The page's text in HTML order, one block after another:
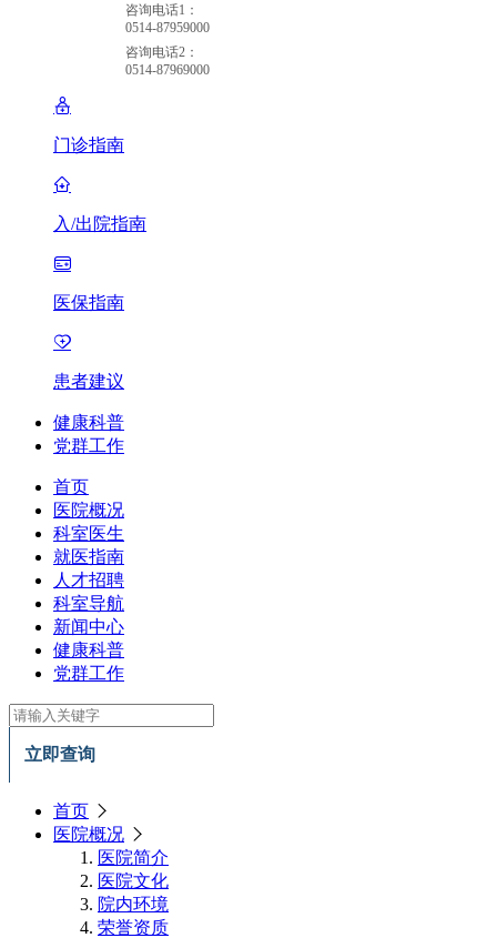
咨询电话1：
0514-87959000
咨询电话2：
0514-87969000
门诊指南
入/出院指南
医保指南
患者建议
健康科普
党群工作
首页
医院概况
科室医生
就医指南
人才招聘
科室导航
新闻中心
健康科普
党群工作
立即查询
首页
医院概况
医院简介
医院文化
院内环境
荣誉资质